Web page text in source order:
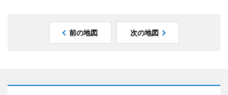
前の地図 次の地図